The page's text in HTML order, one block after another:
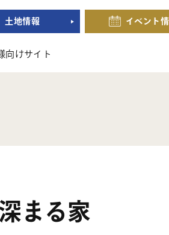
土地情報 イベント
向けサイト
まる家